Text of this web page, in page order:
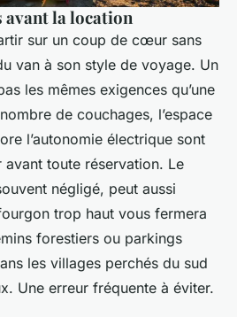
avant la location
sur un coup de cœur sans
van à son style de voyage. Un
les mêmes exigences qu’une
de couchages, l’espace
l’autonomie électrique sont
toute réservation. Le
négligé, peut aussi
trop haut vous fermera
forestiers ou parkings
les villages perchés du sud
Une erreur fréquente à éviter.